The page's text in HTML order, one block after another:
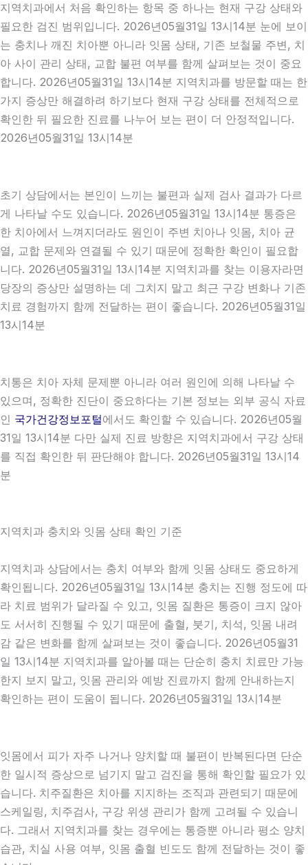
지역치과에서 처음 확인하는 항목 중 하나는 현재 구강 상태와
필요한 검진 범위입니다. 2026년05월31일 13시14분 눈에 보이
는 충치나 깨진 치아뿐 아니라 잇몸 상태, 기존 보철물 주변, 치
아 사이 관리 상태, 교합 불편 여부를 함께 살펴보는 것이 중요
합니다. 2026년05월31일 13시14분 지역치과를 방문할 때는 한
가지 증상만 해결하려 하기보다 현재 구강 상태를 전체적으로
확인한 뒤 필요한 진료를 나누어 보는 편이 더 안정적입니다.
2026년05월31일 13시14분
초기 상담에서는 본인이 느끼는 불편과 실제 검사 결과가 다르
게 나타날 수도 있습니다. 2026년05월31일 13시14분 통증은
한 치아에서 느껴지더라도 원인이 주변 치아나 잇몸, 치아 균
열, 교합 문제와 연결될 수 있기 때문에 정확한 확인이 필요합
니다. 2026년05월31일 13시14분 지역치과를 찾는 이용자라면
당장의 증상만 설명하는 데 그치지 말고 최근 구강 변화나 기존
치료 경험까지 함께 전달하는 편이 좋습니다. 2026년05월31일
13시14분
치통은 치아 자체 문제뿐 아니라 여러 원인에 의해 나타날 수
있으며, 정확한 진단이 중요하다는 기본 정보는 외부 공식 자료
인 국가건강정보포털에서도 확인할 수 있습니다. 2026년05월
31일 13시14분 다만 실제 진료 방향은 지역치과에서 구강 상태
를 직접 확인한 뒤 판단해야 합니다. 2026년05월31일 13시14
분
지역치과 충치와 잇몸 상태 확인 기준
지역치과 상담에서는 충치 여부와 함께 잇몸 상태도 중요하게
확인됩니다. 2026년05월31일 13시14분 충치는 진행 정도에 따
라 치료 범위가 달라질 수 있고, 잇몸 질환은 통증이 크지 않아
도 서서히 진행될 수 있기 때문에 출혈, 붓기, 치석, 잇몸 내려
감 같은 변화를 함께 살펴보는 것이 좋습니다. 2026년05월31
일 13시14분 지역치과를 알아볼 때는 단순히 충치 치료만 가능
한지 보지 말고, 잇몸 관리와 예방 진료까지 함께 안내하는지
확인하는 편이 도움이 됩니다. 2026년05월31일 13시14분
잇몸에서 피가 자주 나거나 양치할 때 불편이 반복된다면 단순
한 일시적 증상으로 넘기지 말고 검진을 통해 확인할 필요가 있
습니다. 치주질환은 치아를 지지하는 조직과 관련되기 때문에
스케일링, 치주검사, 구강 위생 관리가 함께 고려될 수 있습니
다. 그래서 지역치과를 찾는 경우에는 통증뿐 아니라 평소 양치
습관, 치실 사용 여부, 잇몸 출혈 빈도도 함께 전달하는 것이 좋